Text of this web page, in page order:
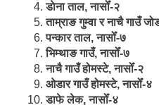
डाेना ताल, नासोँ-२
ताम्राङ गुम्वा र नाचै गाउँ
पन्कार ताल, नासोँ-७
भिम्थाङ गाउँ, नासोँ-७
नाचै गाउँ होमस्टे, नासोँ-२
ओ‍‍‌डार गाउँ होमस्टे, नासोँ-४
डाफे लेक, नासोँ-४